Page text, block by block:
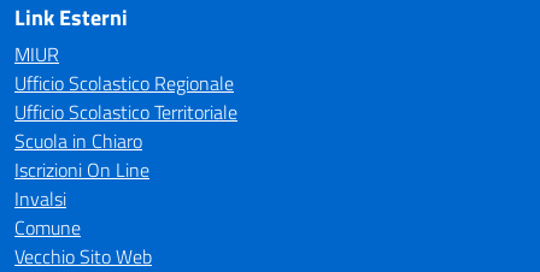
Link Esterni
MIUR
Ufficio Scolastico Regionale
Ufficio Scolastico Territoriale
Scuola in Chiaro
Iscrizioni On Line
Invalsi
Comune
Vecchio Sito Web